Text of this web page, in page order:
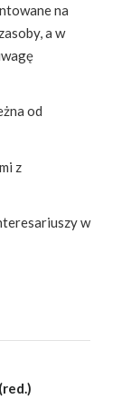
na
a w
od
z
w